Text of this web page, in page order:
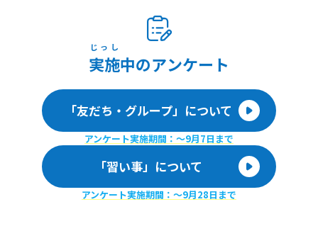
実施
じっし
中のアンケート
「友だち・グループ」について
アンケート実施期間：〜9月7日まで
「習い事」について
アンケート実施期間：〜9月28日まで